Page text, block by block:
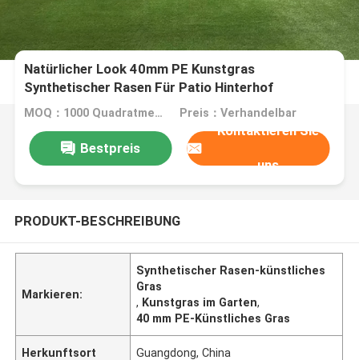
Natürlicher Look 40mm PE Kunstgras
Synthetischer Rasen Für Patio Hinterhof
MOQ：1000 Quadratmeter Preis：Verhandelbar
Bestpreis
Kontaktieren Sie
uns
PRODUKT-BESCHREIBUNG
Markieren:
Synthetischer Rasen-künstliches
Gras
, Kunstgras im Garten,
40 mm PE-Künstliches Gras
Herkunftsort Guangdong, China